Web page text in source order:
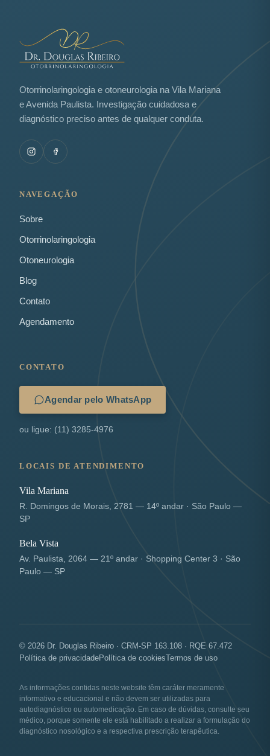
Otorrinolaringologia e otoneurologia na Vila Mariana
e Avenida Paulista. Investigação cuidadosa e
diagnóstico preciso antes de qualquer conduta.
NAVEGAÇÃO
Sobre
Otorrinolaringologia
Otoneurologia
Blog
Contato
Agendamento
CONTATO
Agendar pelo WhatsApp
ou ligue: (11) 3285-4976
LOCAIS DE ATENDIMENTO
Vila Mariana
R. Domingos de Morais, 2781 — 14º andar · São Paulo —
SP
Bela Vista
Av. Paulista, 2064 — 21º andar · Shopping Center 3 · São
Paulo — SP
© 2026 Dr. Douglas Ribeiro · CRM-SP 163.108 · RQE 67.472
Política de privacidadePolítica de cookiesTermos de uso
As informações contidas neste website têm caráter meramente
informativo e educacional e não devem ser utilizadas para
autodiagnóstico ou automedicação. Em caso de dúvidas, consulte seu
médico, porque somente ele está habilitado a realizar a formulação do
diagnóstico nosológico e a respectiva prescrição terapêutica.